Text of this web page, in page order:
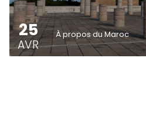
25
AVR
À propos du Maroc